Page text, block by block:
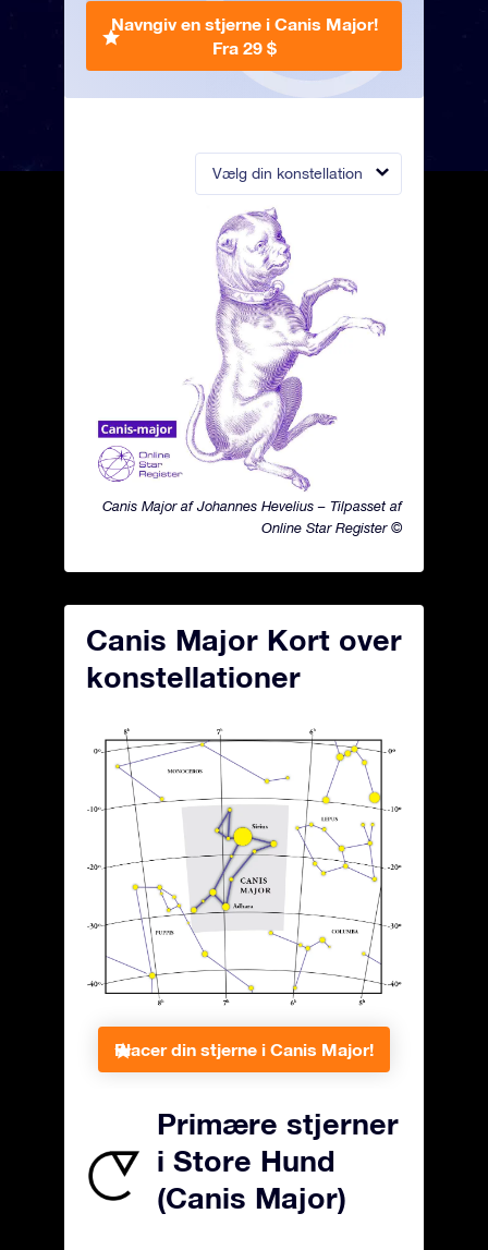
Vælg din konstellation
Canis Major af Johannes Hevelius – Tilpasset af
Online Star Register ©
Navngiv en stjerne i Canis Major!
Fra 29 $
Canis Major Kort over
konstellationer
Placer din stjerne i Canis Major!
Primære stjerner
i Store Hund
(Canis Major)